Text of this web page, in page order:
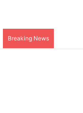
Breaking News